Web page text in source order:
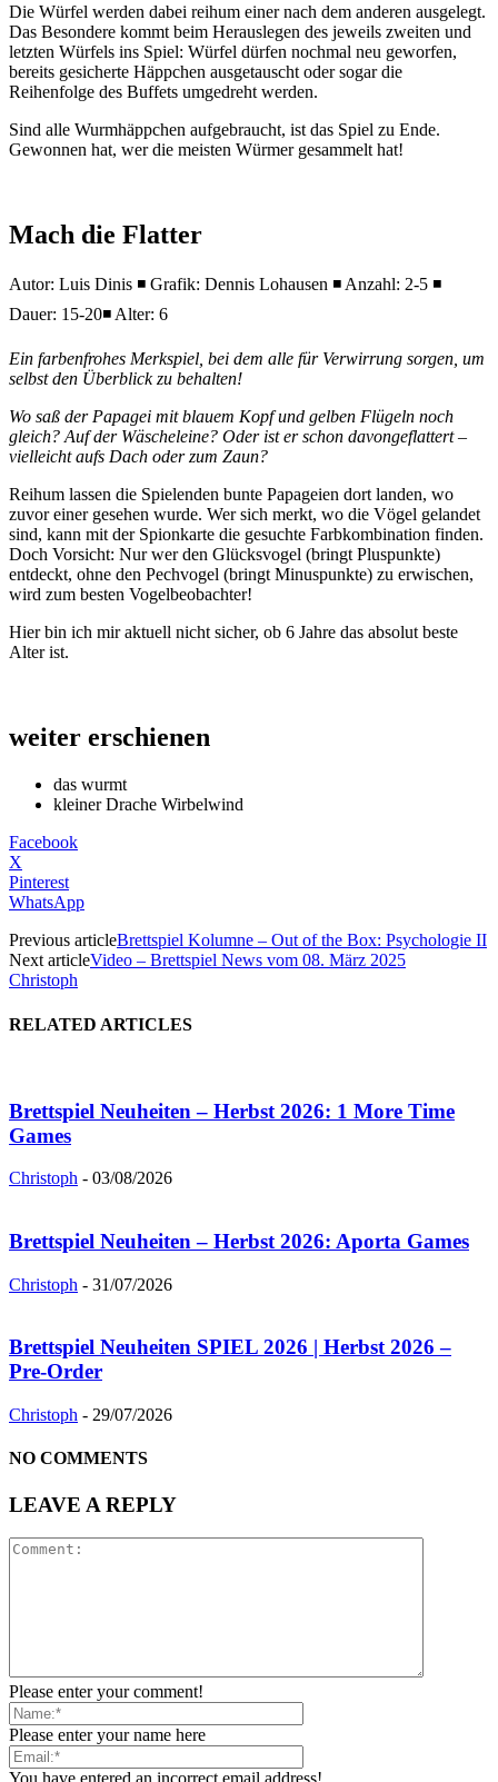
Die Würfel werden dabei reihum einer nach dem anderen ausgelegt.
Das Besondere kommt beim Herauslegen des jeweils zweiten und
letzten Würfels ins Spiel: Würfel dürfen nochmal neu geworfen,
bereits gesicherte Häppchen ausgetauscht oder sogar die
Reihenfolge des Buffets umgedreht werden.
Sind alle Wurmhäppchen aufgebraucht, ist das Spiel zu Ende.
Gewonnen hat, wer die meisten Würmer gesammelt hat!
Mach die Flatter
Autor: Luis Dinis ◾ Grafik: Dennis Lohausen ◾ Anzahl: 2-5 ◾
Dauer: 15-20◾ Alter: 6
Ein farbenfrohes Merkspiel, bei dem alle für Verwirrung sorgen, um
selbst den Überblick zu behalten!
Wo saß der Papagei mit blauem Kopf und gelben Flügeln noch
gleich? Auf der Wäscheleine? Oder ist er schon davongeflattert –
vielleicht aufs Dach oder zum Zaun?
Reihum lassen die Spielenden bunte Papageien dort landen, wo
zuvor einer gesehen wurde. Wer sich merkt, wo die Vögel gelandet
sind, kann mit der Spionkarte die gesuchte Farbkombination finden.
Doch Vorsicht: Nur wer den Glücksvogel (bringt Pluspunkte)
entdeckt, ohne den Pechvogel (bringt Minuspunkte) zu erwischen,
wird zum besten Vogelbeobachter!
Hier bin ich mir aktuell nicht sicher, ob 6 Jahre das absolut beste
Alter ist.
weiter erschienen
das wurmt
kleiner Drache Wirbelwind
Facebook
X
Pinterest
WhatsApp
Previous articleBrettspiel Kolumne – Out of the Box: Psychologie II
Next articleVideo – Brettspiel News vom 08. März 2025
Christoph
RELATED ARTICLES
Brettspiel Neuheiten – Herbst 2026: 1 More Time
Games
Christoph - 03/08/2026
Brettspiel Neuheiten – Herbst 2026: Aporta Games
Christoph - 31/07/2026
Brettspiel Neuheiten SPIEL 2026 | Herbst 2026 –
Pre-Order
Christoph - 29/07/2026
NO COMMENTS
LEAVE A REPLY
Please enter your comment!
Please enter your name here